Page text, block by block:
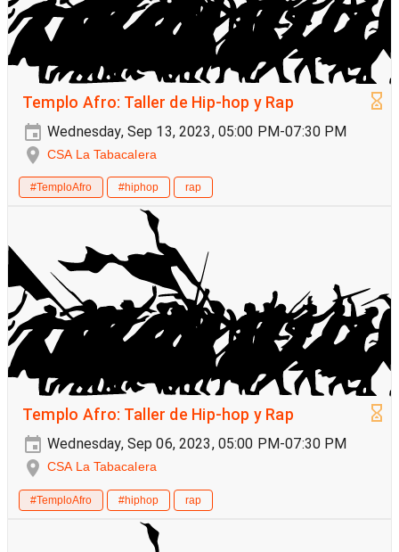
Templo Afro: Taller de Hip-hop y Rap
Wednesday, Sep 13, 2023, 05:00 PM-07:30 PM
CSA La Tabacalera
#TemploAfro #hiphop rap
Templo Afro: Taller de Hip-hop y Rap
Wednesday, Sep 06, 2023, 05:00 PM-07:30 PM
CSA La Tabacalera
#TemploAfro #hiphop rap